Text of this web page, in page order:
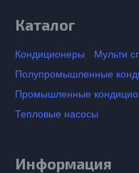
Каталог
Кондиционеры
Мульти
Полупромышленные
Промышленные
Тепловые насосы
Информация